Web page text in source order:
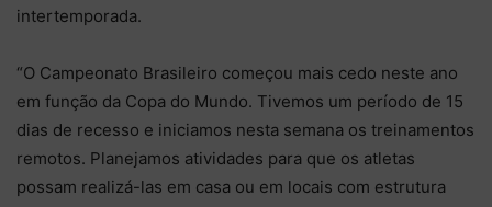
intertemporada.
“O Campeonato Brasileiro começou mais cedo neste ano
em função da Copa do Mundo. Tivemos um período de 15
dias de recesso e iniciamos nesta semana os treinamentos
remotos. Planejamos atividades para que os atletas
possam realizá-las em casa ou em locais com estrutura